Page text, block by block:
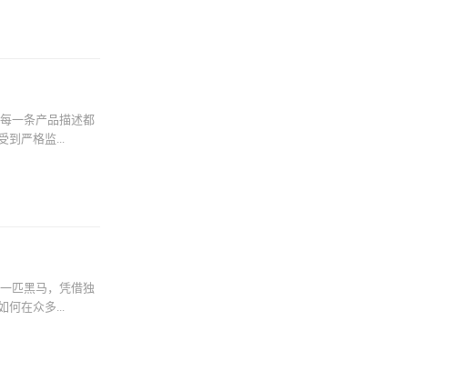
一条产品描述都
到严格监...
匹黑马，凭借独
何在众多...